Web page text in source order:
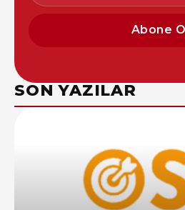
Abone
SON YAZILAR